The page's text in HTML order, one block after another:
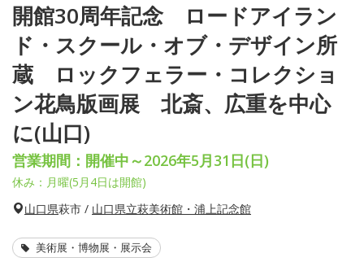
開館30周年記念 ロードアイラン
ド・スクール・オブ・デザイン所
蔵 ロックフェラー・コレクショ
ン花鳥版画展 北斎、広重を中心
に(山口)
営業期間：開催中～2026年5月31日(日)
休み：月曜(5月4日は開館)
山口県萩市 / 山口県立萩美術館・浦上記念館
美術展・博物展・展示会